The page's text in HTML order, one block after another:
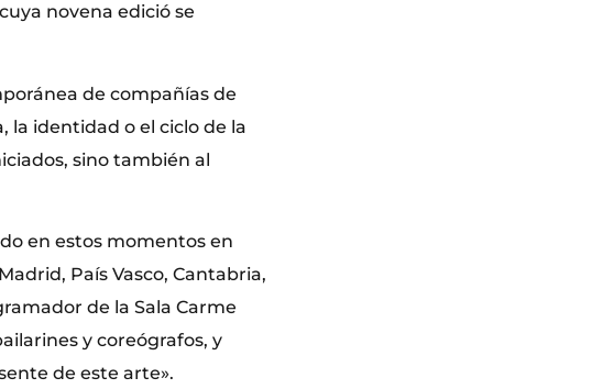
novena edició se
de compañías de
la identidad o el ciclo de la
sino también al
en estos momentos en
País Vasco, Cantabria,
de la Sala Carme
y coreógrafos, y
de este arte».